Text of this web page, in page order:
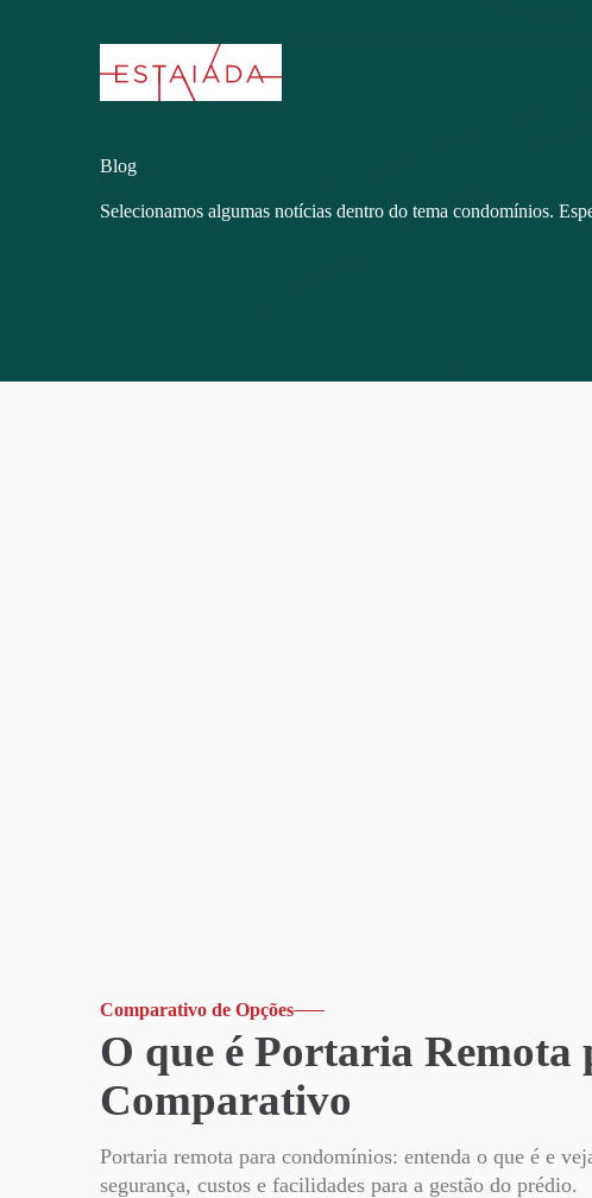
Blog
Selecionamos algumas notícias dentro do tema condomínios.
Comparativo de Opções
O que é Portaria
Comparativo
Portaria remota para condomínios: entenda o que é e
segurança, custos e facilidades para a gestão do prédio.